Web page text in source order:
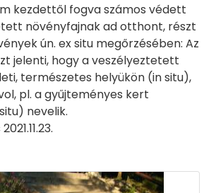
kezdettől fogva számos védett
növényfajnak ad otthont, részt
ún. ex situ megőrzésében: Az
jelenti, hogy a veszélyeztetett
természetes helyükön (in situ),
pl. a gyűjteményes kert
nevelik.